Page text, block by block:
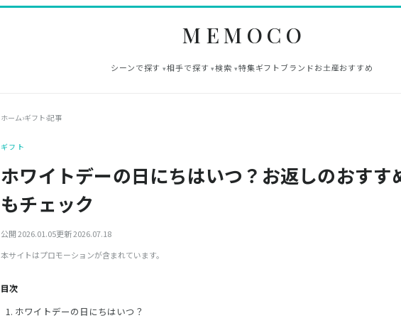
MEMOCO
シーンで探す 相手で探す 検索 特集ギフトブランドお土産おすすめ
ホーム›ギフト›記事
ギフト
ホワイトデーの日にちはいつ？お返しのおすす
もチェック
公開 2026.01.05更新 2026.07.18
本サイトはプロモーションが含まれています。
目次
ホワイトデーの日にちはいつ？